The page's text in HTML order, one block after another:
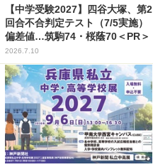
【中学受験2027】四谷大塚、第2
回合不合判定テスト（7/5実施）
偏差値…筑駒74・桜蔭70＜PR＞
2026.7.10